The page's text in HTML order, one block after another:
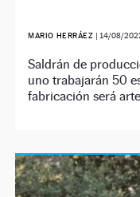
MARIO HERRÁEZ | 14/08/
Saldrán de
uno trabajarán 50
fabricación será